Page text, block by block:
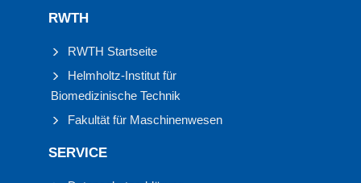
RWTH
RWTH Startseite
Helmholtz-Institut für
Biomedizinische Technik
Fakultät für Maschinenwesen
SERVICE